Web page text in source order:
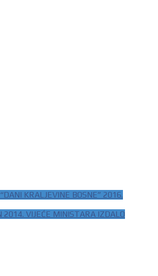
KRALJEVINE BOSNE” 2016.
2014. VIJEĆE MINISTARA IZDALO